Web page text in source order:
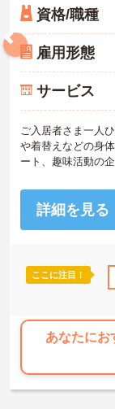
託児所・育児補
資格/職種
雇用形態
サービス
ご入居者さま一人
や着替えなどの身
ート、趣味活動の
笑顔を引き出すこ
いを感じることが
＜手厚い研修とサ
心してステップア
期的にあり、悩み
へのバックアップ
詳細を見る
ここに注目！
あなたにお